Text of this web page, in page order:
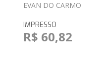
EVAN DO CARMO
IMPRESSO
R$ 60,82